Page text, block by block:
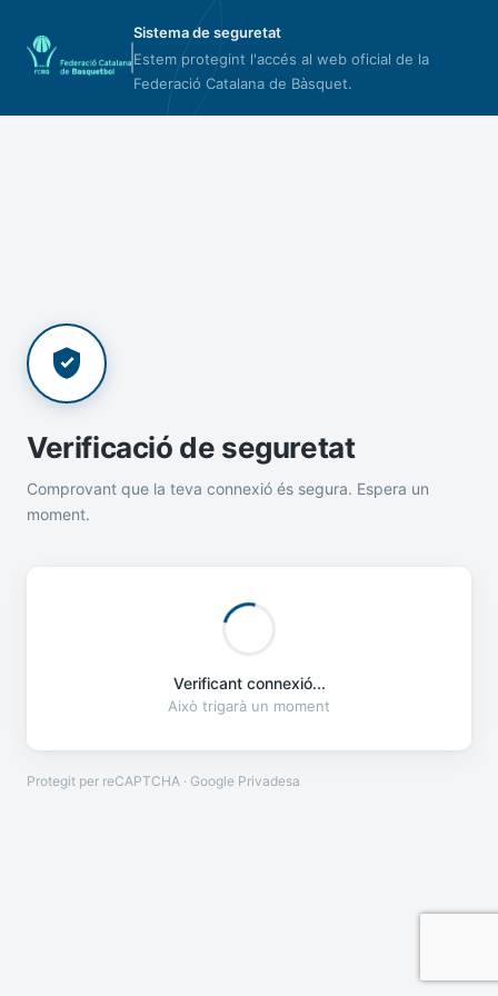
Sistema de seguretat
Estem protegint l'accés al web oficial de la
Federació Catalana de Bàsquet.
Verificació de seguretat
Comprovant que la teva connexió és segura. Espera un
moment.
Verificant connexió...
Això trigarà un moment
Protegit per reCAPTCHA · Google Privadesa